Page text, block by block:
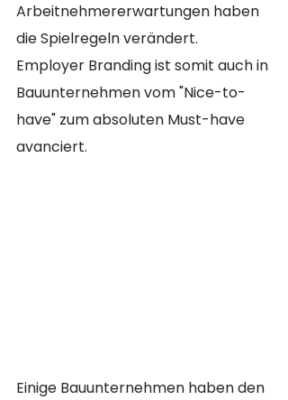
Arbeitnehmererwartungen haben
die Spielregeln verändert.
Employer Branding ist somit auch in
Bauunternehmen vom "Nice-to-
have" zum absoluten Must-have
avanciert.
Einige Bauunternehmen haben den